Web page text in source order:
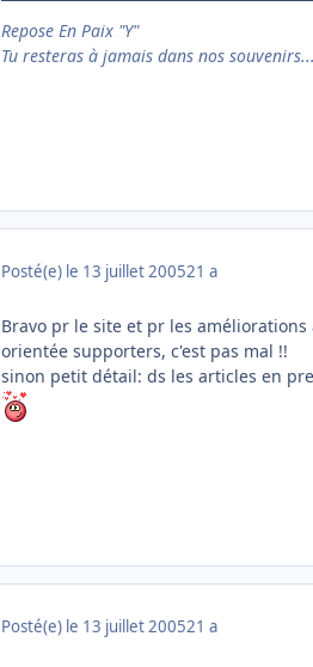
Repose En Paix "Y"
Tu resteras à jamais dans nos souvenirs...
Posté(e) le 13 juillet 200521 a
Bravo pr le site et pr les
orientée supporters, c'est pas mal !!
sinon petit détail: ds les articles en
Posté(e) le 13 juillet 200521 a